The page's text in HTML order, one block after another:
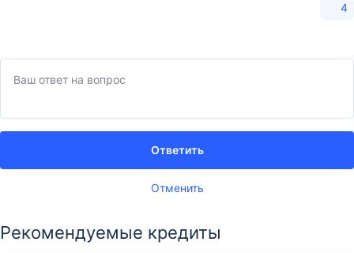
4
Отменить
Ответить
Рекомендуемые кредиты